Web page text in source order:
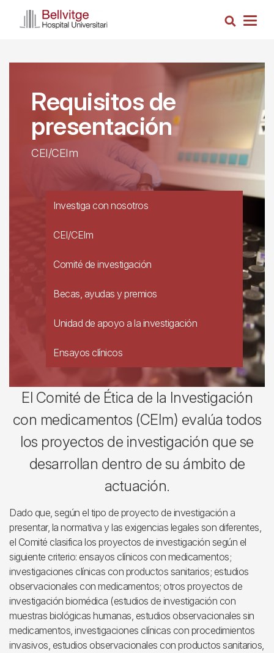
Busca
Requisitos de
presentación
CEI/CEIm
Investiga con nosotros
CEI/CEIm
Comité de investigación
Becas, ayudas y premios
Unidad de apoyo a la investigación
Ensayos clínicos
El Comité de Ética de la Investigación
con medicamentos (CEIm) evalúa todos
los proyectos de investigación que se
desarrollan dentro de su ámbito de
actuación.
Dado que, según el tipo de proyecto de investigación a
presentar, la normativa y las exigencias legales son diferentes,
el Comité clasifica los proyectos de investigación según el
siguiente criterio: ensayos clínicos con medicamentos;
investigaciones clínicas con productos sanitarios; estudios
observacionales con medicamentos; otros proyectos de
investigación biomédica (estudios de investigación con
muestras biológicas humanas, estudios observacionales sin
medicamentos, investigaciones clínicas con procedimientos
invasivos, estudios observacionales con productos sanitarios,